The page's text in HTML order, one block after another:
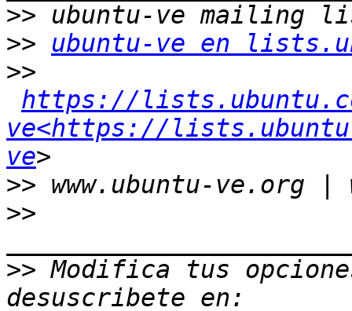
>>
>>
ubuntu-ve en
>>
https://
ve<https://
ve
>>
>>
>> Modifica tus